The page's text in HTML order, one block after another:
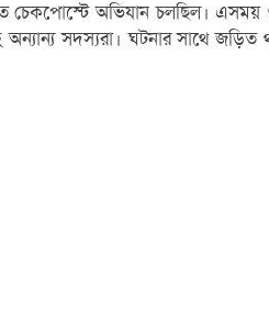
চেকপোস্টে অভিযান চলছিল।
সদস্যরা। ঘটনার সাথে